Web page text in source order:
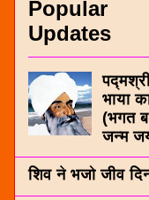
Popular
Updates
भाया
(भगत
जन्म
शिव ने भजो जीव